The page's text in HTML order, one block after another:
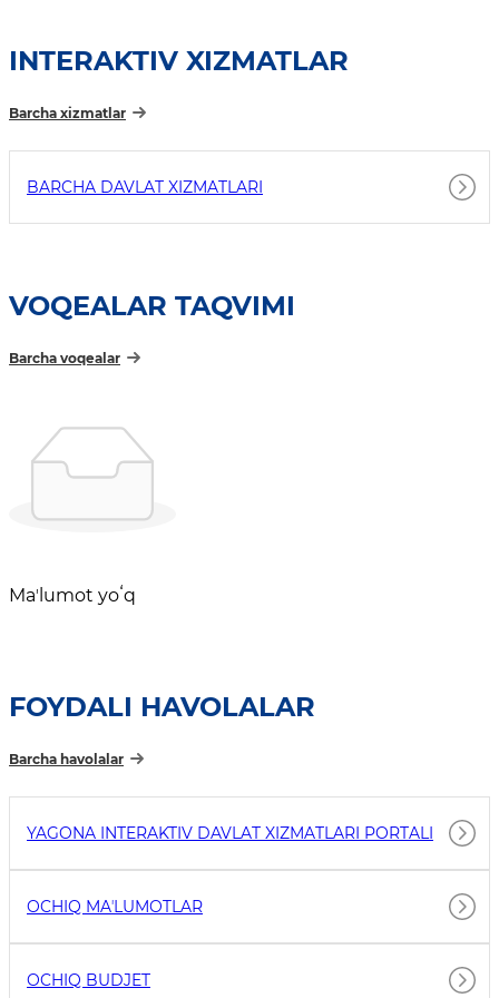
INTERAKTIV XIZMATLAR
Barcha xizmatlar
BARCHA DAVLAT XIZMATLARI
VOQEALAR TAQVIMI
Barcha voqealar
Maʼlumot yoʻq
FOYDALI HAVOLALAR
Barcha havolalar
YAGONA INTERAKTIV DAVLAT XIZMATLARI PORTALI
OCHIQ MAʼLUMOTLAR
OCHIQ BUDJET